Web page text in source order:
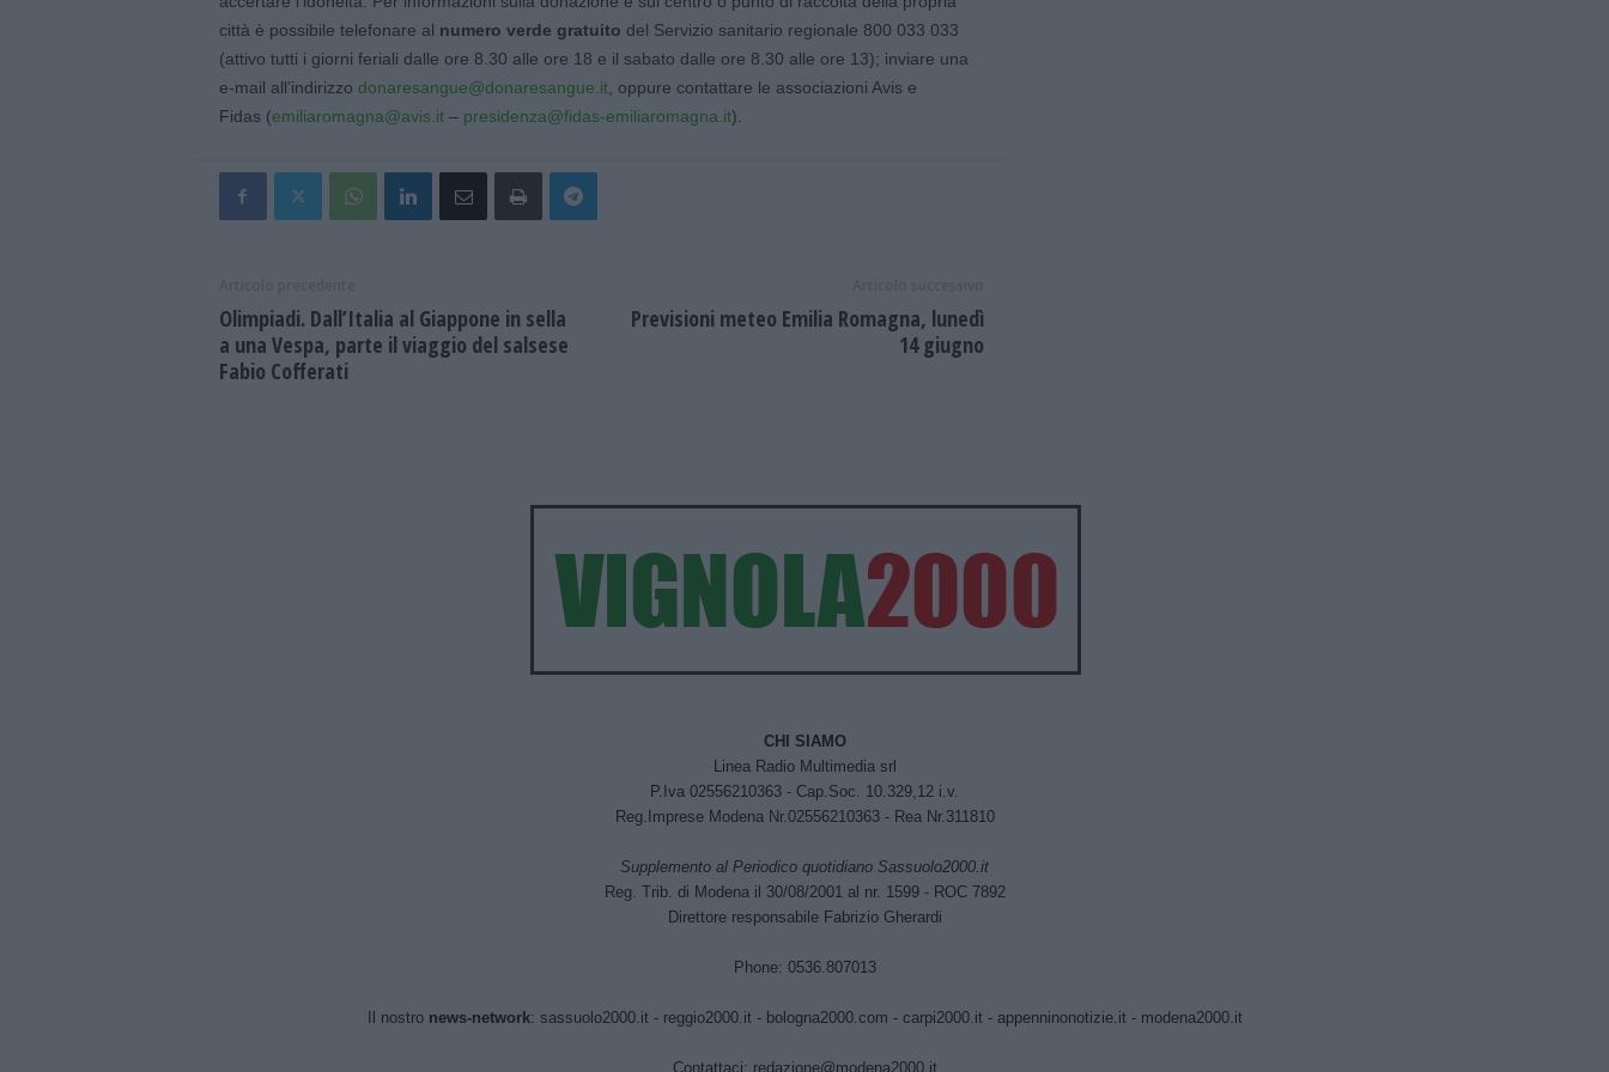
città è possibile telefonare al numero verde gratuito del Servizio sanitario regionale 800 033 033
(attivo tutti i giorni feriali dalle ore 8.30 alle ore 18 e il sabato dalle ore 8.30 alle ore 13); inviare una
e-mail all’indirizzo donaresangue@donaresangue.it, oppure contattare le associazioni Avis e
Fidas (emiliaromagna@avis.it– presidenza@fidas-emiliaromagna.it).
Olimpiadi. Dall’Italia al Giappone in sella
a una Vespa, parte il viaggio del salsese
Fabio Cofferati
Previsioni meteo Emilia Romagna, lunedì
14 giugno
CHI SIAMO
Linea Radio Multimedia srl
P.Iva 02556210363 - Cap.Soc. 10.329,12 i.v.
Reg.Imprese Modena Nr.02556210363 - Rea Nr.311810
Supplemento al Periodico quotidiano Sassuolo2000.it
Reg. Trib. di Modena il 30/08/2001 al nr. 1599 - ROC 7892
Direttore responsabile Fabrizio Gherardi
Phone: 0536.807013
Il nostro news-network: sassuolo2000.it- reggio2000.it - bologna2000.com - carpi2000.it- appenninonotizie.it- modena2000.it
Contattaci: redazione@modena2000.it